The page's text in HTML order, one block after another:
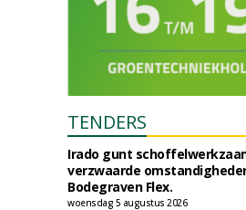
TENDERS
Irado gunt
verzwaarde
Bodegraven Flex.
woensdag 5 augustus 2026